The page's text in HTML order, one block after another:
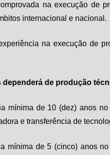
na execução de
internacional e nacional.
na execução de
de produção
mínima de 10 (dez) anos
e transferência de
mínima de 5 (cinco) anos